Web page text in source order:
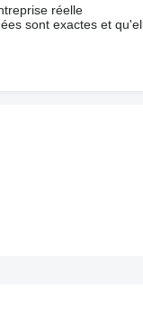
réelle
sont exactes et